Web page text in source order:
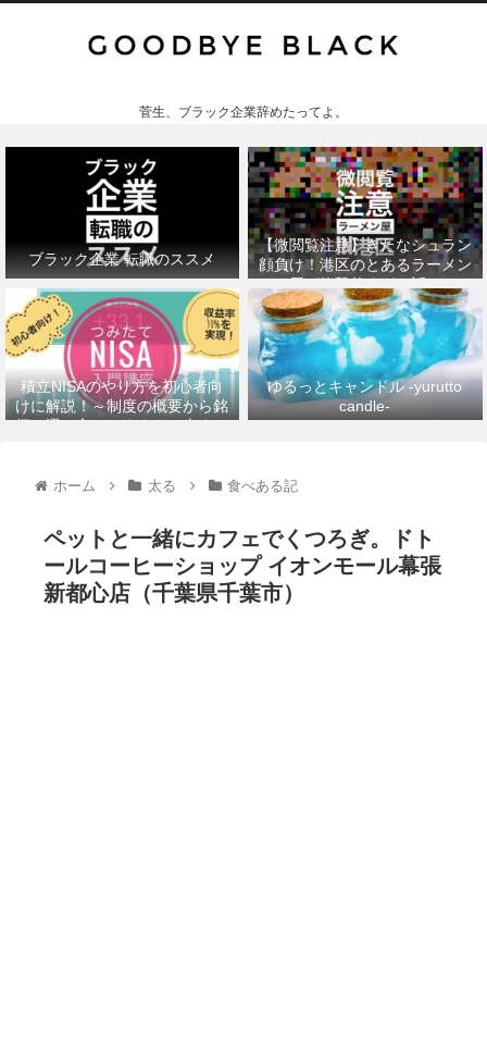
菅生、ブラック企業辞めたってよ。
ブラック企業 転職のススメ
【微閲覧注意】きたなシュラン
顔負け！港区のとあるラーメン
屋が衝撃的すぎた話。
積立NISAのやり方を初心者向
けに解説！～制度の概要から銘
柄の選び方、おすすめの本まで
ゆるっとキャンドル -yurutto
candle-
ホーム 太る 食べある記
ペットと一緒にカフェでくつろぎ。ドト
ールコーヒーショップ イオンモール幕張
新都心店（千葉県千葉市）